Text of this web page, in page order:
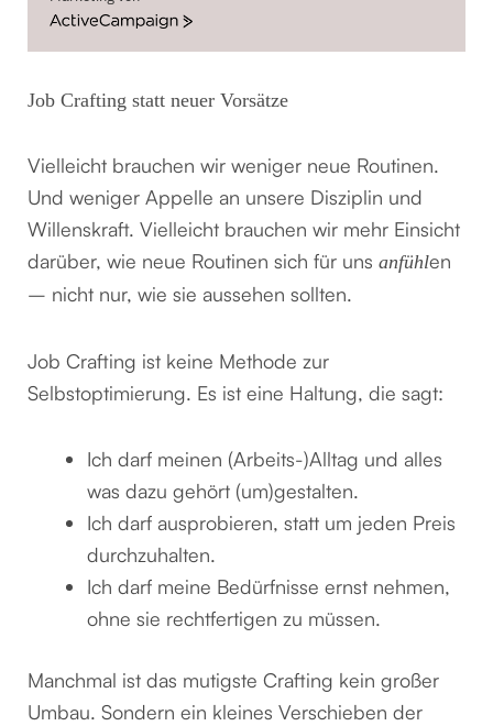
ActiveCampaign
Job Crafting statt neuer Vorsätze
Vielleicht brauchen wir weniger neue Routinen.
Und weniger Appelle an unsere Disziplin und
Willenskraft. Vielleicht brauchen wir mehr Einsicht
darüber, wie neue Routinen sich für uns anfühlen
– nicht nur, wie sie aussehen sollten.
Job Crafting ist keine Methode zur
Selbstoptimierung. Es ist eine Haltung, die sagt:
Ich darf meinen (Arbeits-)Alltag und alles
was dazu gehört (um)gestalten.
Ich darf ausprobieren, statt um jeden Preis
durchzuhalten.
Ich darf meine Bedürfnisse ernst nehmen,
ohne sie rechtfertigen zu müssen.
Manchmal ist das mutigste Crafting kein großer
Umbau. Sondern ein kleines Verschieben der